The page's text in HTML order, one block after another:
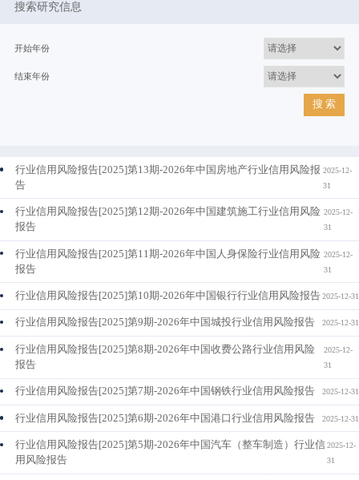
搜索研究信息
开始年份
结束年份
搜 索
行业信用风险报告[2025]第13期-2026年中国房地产行业信用风险报
告
2025-12-
31
行业信用风险报告[2025]第12期-2026年中国建筑施工行业信用风险
报告
2025-12-
31
行业信用风险报告[2025]第11期-2026年中国人身保险行业信用风险
报告
2025-12-
31
行业信用风险报告[2025]第10期-2026年中国银行行业信用风险报告2025-12-31
行业信用风险报告[2025]第9期-2026年中国城投行业信用风险报告 2025-12-31
行业信用风险报告[2025]第8期-2026年中国收费公路行业信用风险
报告
2025-12-
31
行业信用风险报告[2025]第7期-2026年中国钢铁行业信用风险报告 2025-12-31
行业信用风险报告[2025]第6期-2026年中国港口行业信用风险报告 2025-12-31
行业信用风险报告[2025]第5期-2026年中国汽车（整车制造）行业信
用风险报告
2025-12-
31